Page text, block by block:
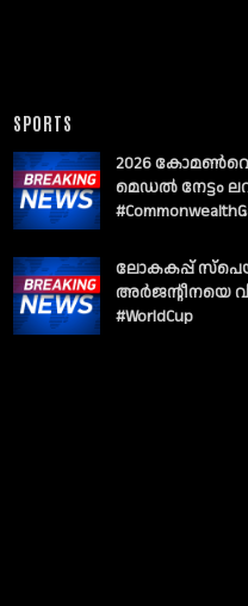
SPORTS
2026
മെഡൽ നേട്ടം
ലോകകപ്പ്
അർജന്റീനയെ
#WorldCup